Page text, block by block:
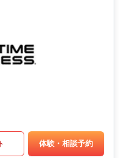
体験・相談予約